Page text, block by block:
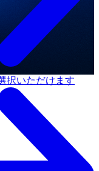
択いただけます